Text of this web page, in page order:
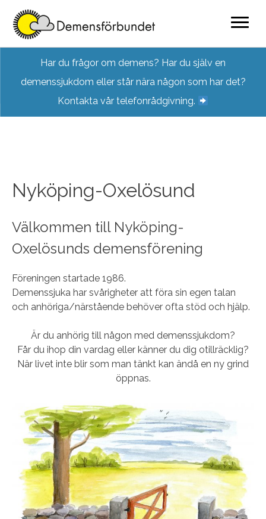
content
Har du frågor om demens? Har du själv en
demenssjukdom eller står nära någon som har det?
Kontakta vår telefonrådgivning.
Nyköping-Oxelösund
Välkommen till Nyköping-
Oxelösunds demensförening
Föreningen startade 1986.
Demenssjuka har svårigheter att föra sin egen talan
och anhöriga/närstående behöver ofta stöd och hjälp.
Är du anhörig till någon med demenssjukdom?
Får du ihop din vardag eller känner du dig otillräcklig?
När livet inte blir som man tänkt kan ändå en ny grind
öppnas.